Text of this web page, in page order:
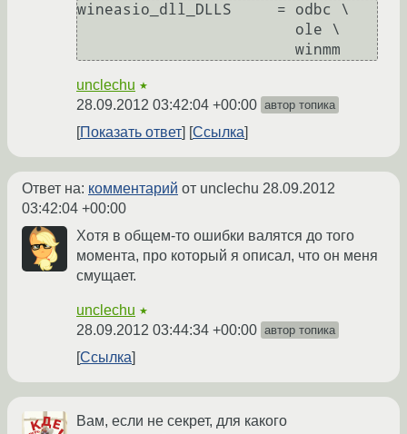
wineasio_dll_DLLS     = odbc \
unclechu ★
28.09.2012 03:42:04 +00:00 автор топика
Показать ответ Ссылка
Ответ на: комментарий от unclechu 28.09.2012
03:42:04 +00:00
Хотя в общем-то ошибки валятся до того
момента, про который я описал, что он меня
смущает.
unclechu ★
28.09.2012 03:44:34 +00:00 автор топика
Ссылка
Вам, если не секрет, для какого